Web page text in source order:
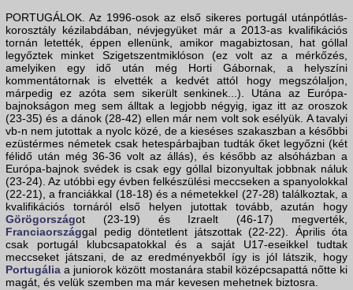
PORTUGÁLOK. Az 1996-osok az első sikeres portugál utánpótlás-
korosztály kézilabdában, névjegyüket már a 2013-as kvalifikációs
tornán letették, éppen ellenünk, amikor magabiztosan, hat góllal
legyőztek minket Szigetszentmiklóson (ez volt az a mérkőzés,
amelyiken egy idő után még Horti Gábornak, a helyszíni
kommentátornak is elvették a kedvét attól hogy megszólaljon,
márpedig ez azóta sem sikerült senkinek...). Utána az Európa-
bajnokságon meg sem álltak a legjobb négyig, igaz itt az oroszok
(23-35) és a dánok (28-42) ellen már nem volt sok esélyük. A tavalyi
vb-n nem jutottak a nyolc közé, de a kieséses szakaszban a későbbi
ezüstérmes németek csak hetespárbajban tudták őket legyőzni (két
félidő után még 36-36 volt az állás), és később az alsóházban a
Európa-bajnok svédek is csak egy góllal bizonyultak jobbnak náluk
(23-24). Az utóbbi egy évben felkészülési meccseken a spanyolokkal
(22-21), a franciákkal (18-18) és a németekkel (27-28) találkoztak, a
kvalifikációs tornáról első helyen jutottak tovább, azután hogy
Görögországot (23-19) és Izraelt (46-17) megverték,
Franciaországgal pedig döntetlent játszottak (22-22). Április óta
csak portugál klubcsapatokkal és a saját U17-eseikkel tudtak
meccseket játszani, de az eredményekből így is jól látszik, hogy
Portugália a juniorok között mostanára stabil középcsapattá nőtte ki
magát, és velük szemben ma már kevesen mehetnek biztosra.